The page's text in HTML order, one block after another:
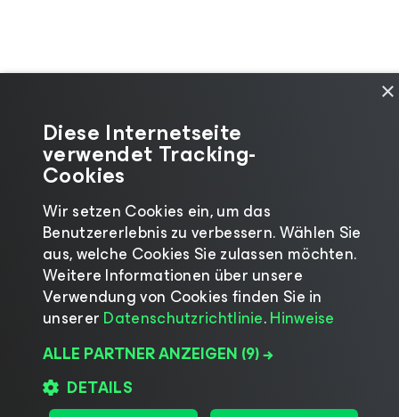
|
Cookie-Hinweis | Legal
Sprache ändern
×
Diese Internetseite
verwendet Tracking-
Cookies
Wir setzen Cookies ein, um das
Benutzererlebnis zu verbessern. Wählen Sie
aus, welche Cookies Sie zulassen möchten.
Weitere Informationen über unsere
Verwendung von Cookies finden Sie in
unserer Datenschutzrichtlinie.Hinweise
ALLE PARTNER ANZEIGEN (9) →
DETAILS